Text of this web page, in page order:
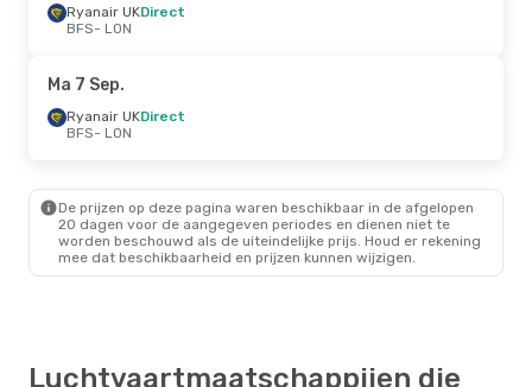
Ryanair UK
BFS- LON
Ryanair UKDirect
LON - BFS
Ryanair UKDirect
BFS- LON
Ma 7 Sep.
Ryanair UKDirect
BFS- LON
De prijzen op deze pagina waren beschikbaar in de afgelopen
20 dagen voor de aangegeven periodes en dienen niet te
worden beschouwd als de uiteindelijke prijs. Houd er rekening
mee dat beschikbaarheid en prijzen kunnen wijzigen.
Luchtvaartmaatschappijen die